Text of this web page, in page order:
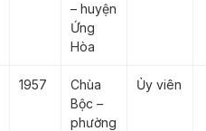
– huyện
Ứng
Hòa
1957
Chùa
Bộc –
phường
Ủy viên